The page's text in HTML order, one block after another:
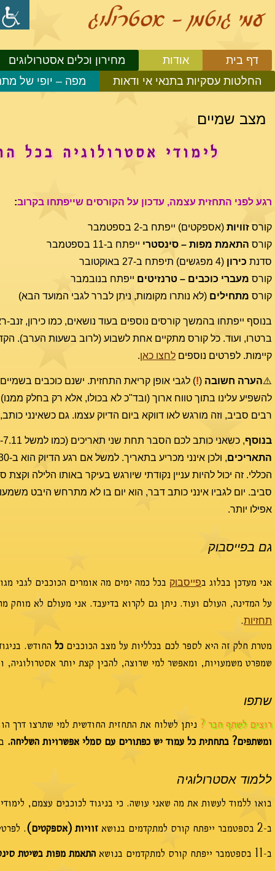
דף בית אודות
מחירון וכלים אסטרולוגים
החלטות עסקיות בתנאי אי ודאות
מפה – יופי של
מצב שמיים
לימודי אסטרולוגיה בכל
רגע לפני התחזית עצמה, עדכון על הקורסים שייפתחו בקרוב:
קורס זוויות (אספקטים) ייפתח ב-2 בספטמבר
קורס התאמת מפות – סינסטרי ייפתח ב-11 בספטמבר
סדנת כירון (4 מפגשים) תיפתח ב-27 באוקטובר
קורס מעברי כוכבים – טרנזיטים ייפתח בנובמבר
קורס מתחילים (לא נותרו מקומות, ניתן לברר לגבי המועד הבא)
בנוסף ייפתחו בהמשך קורסים נוספים בעוד נושאים, כמו כירון, זנב-
ברטרו, ועוד. כל קורס מתקיים אחת לשבוע (לרוב בשעות הערב).
קיימות. לפרטים נוספים לחצו כאן.
⚠️הערה חשובה (
!) לגבי אופן קריאת התחזית. ישנם כוכבים
להשפיע עלינו בתוך טווח ארוך (ובד"כ לא בכולו, אלא רק בחלק
רבים סביב, וזה מורגש לאו דווקא ביום הדיוק עצמו. גם כשאינני
בנוסף, כשאני כותב לכם הסבר תחת שני תאריכים (כמו למשל 6-7.11), זה בגלל שזמן הדיוק של ההיבט בשמיים נמצא בשעות הערב-לילה
התאריכים
הכללי. זה יכול להיות עניין נקודתי שיורגש בעיקר באותו הלילה
סביב. יום לגביו אינני כותב דבר, הוא יום בו לא מתרחש היבט
אפילו יותר.
גם בפייסבוק
אני מעדכן בבלוג בפייסבוק בכל כמה ימים מה אומרים הכוכבים לגבי
על המדינה, העולם ועוד. ניתן גם לקרוא בדיעבד. אני מעולם לא
תחזיות.
מטרת חלק זה היא לספר לכם בכלליות על מצב הכוכבים כל החודש.
שמפרט משמעויות, ומאפשר למי שרוצה, להבין קצת יותר אסטרולוגיה,
שתפו
רוצים לשתף חבר ? ניתן לשלוח את התחזית החודשית למי שתרצו דרך
ומשתפים? בתחתית כל עמוד יש כפתורים עם סמלי אפשרויות השליחה.
ללמוד אסטרולוגיה
בואו ללמוד לעשות את מה שאני עושה. כי בניגוד לכוכבים עצמם,
ב-2 בספטמבר ייפתח קורס למתקדמים בנושא
זוויות (אספקטים).
ב-11 בספטמבר ייפתח קורס למתקדמים בנושא
התאמת מפות בשיטת